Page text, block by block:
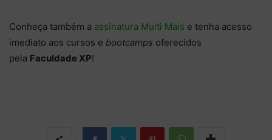
Conheça também a assinatura Multi Mais e tenha acesso
imediato aos cursos e bootcamps oferecidos
pela Faculdade XP!